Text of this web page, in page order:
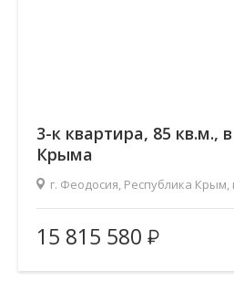
3-к квартира, 85 кв.м.,
Крыма
г. Феодосия, Республика Крым,
Площадь (общ/жил/кух), м2:
Количество комнат:
Этаж:
15 815 580